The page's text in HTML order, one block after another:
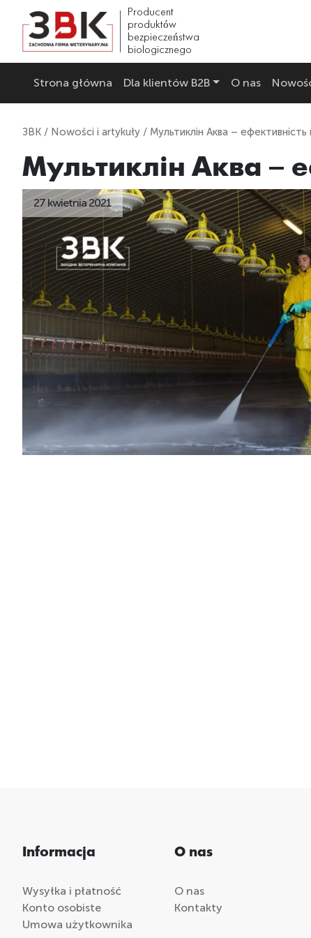
Producent
produktów
bezpieczeństwa
biologicznego
Strona główna Dla klientów B2B O nas
ЗВК / Nowości i artykuły / Мультиклін Аква –
Мультиклін Аква –
27 kwietnia 2021
Informacja
Wysyłka i płatność
Konto osobiste
Umowa użytkownika
O nas
O nas
Kontakty